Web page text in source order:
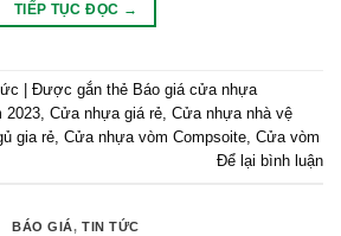
TIẾP TỤC ĐỌC →
Được gắn thẻ Báo giá cửa nhựa
2023, Cửa nhựa giá rẻ, Cửa nhựa nhà vệ
gia rẻ, Cửa nhựa vòm Compsoite, Cửa vòm
Để lại bình luận
BÁO GIÁ,TIN TỨC